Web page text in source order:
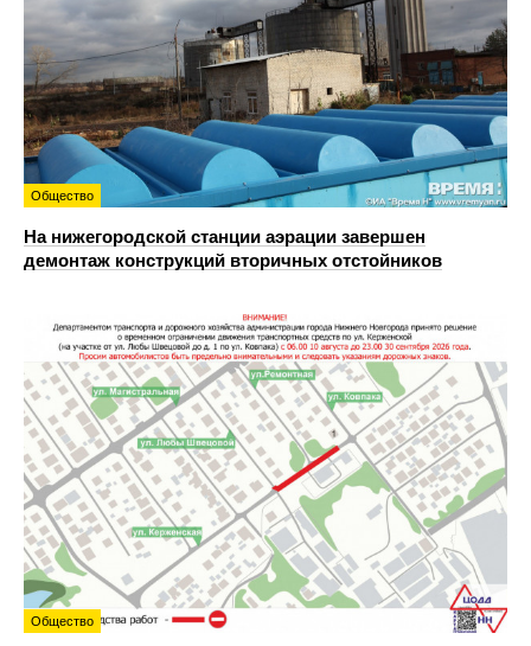
Общество
На нижегородской станции аэрации завершен
демонтаж конструкций вторичных отстойников
Общество